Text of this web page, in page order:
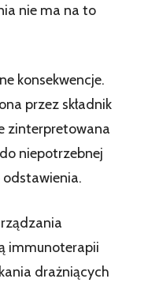
nie ma na to
konsekwencje.
przez składnik
zinterpretowana
niepotrzebnej
immunoterapii
drażniących